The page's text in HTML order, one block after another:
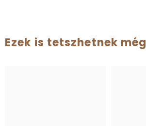
Ezek is tetszhetnek még